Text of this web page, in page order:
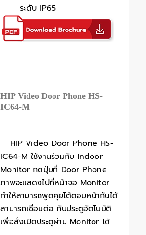
ระดับ IP65
HIP Video Door Phone HS-
IC64-M
HIP Video Door Phone HS-
IC64-M ใช้งานร่วมกับ Indoor
Monitor กดปุ่มที่ Door Phone
ภาพจะแสดงไปที่หน้าจอ Monitor
ทำให้สามารถพูดคุยโต้ตอบหน้ากันได้
สามารถเชื่อมต่อ กับประตูอัตโนมัติ
เพื่อสั่งเปิดประตูผ่าน Monitor ได้